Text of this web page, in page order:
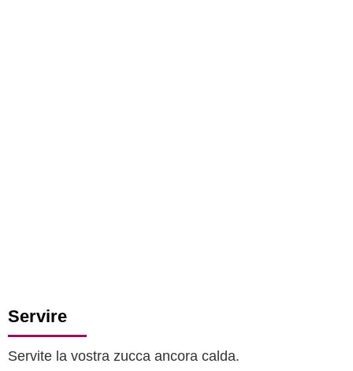
Servire
Servite la vostra zucca ancora calda.